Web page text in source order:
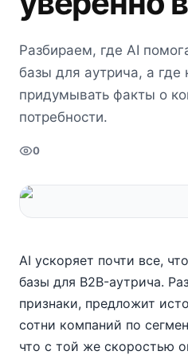
Разбираем, где AI
базы для аутрича, а где
придумывать факты о
потребности.
0
AI ускоряет почти все,
базы для B2B-аутрича.
признаки, предложит
сотни компаний по
что с той же скоростью